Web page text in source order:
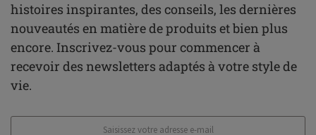
histoires inspirantes, des conseils, les dernières
nouveautés en matière de produits et bien plus
encore. Inscrivez-vous pour commencer à
recevoir des newsletters adaptés à votre style de
vie.